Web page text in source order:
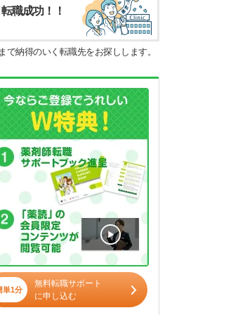
転職成功！！
で納得のいく転職先をお探しします。
単1分
無料転職サポート
に申し込む